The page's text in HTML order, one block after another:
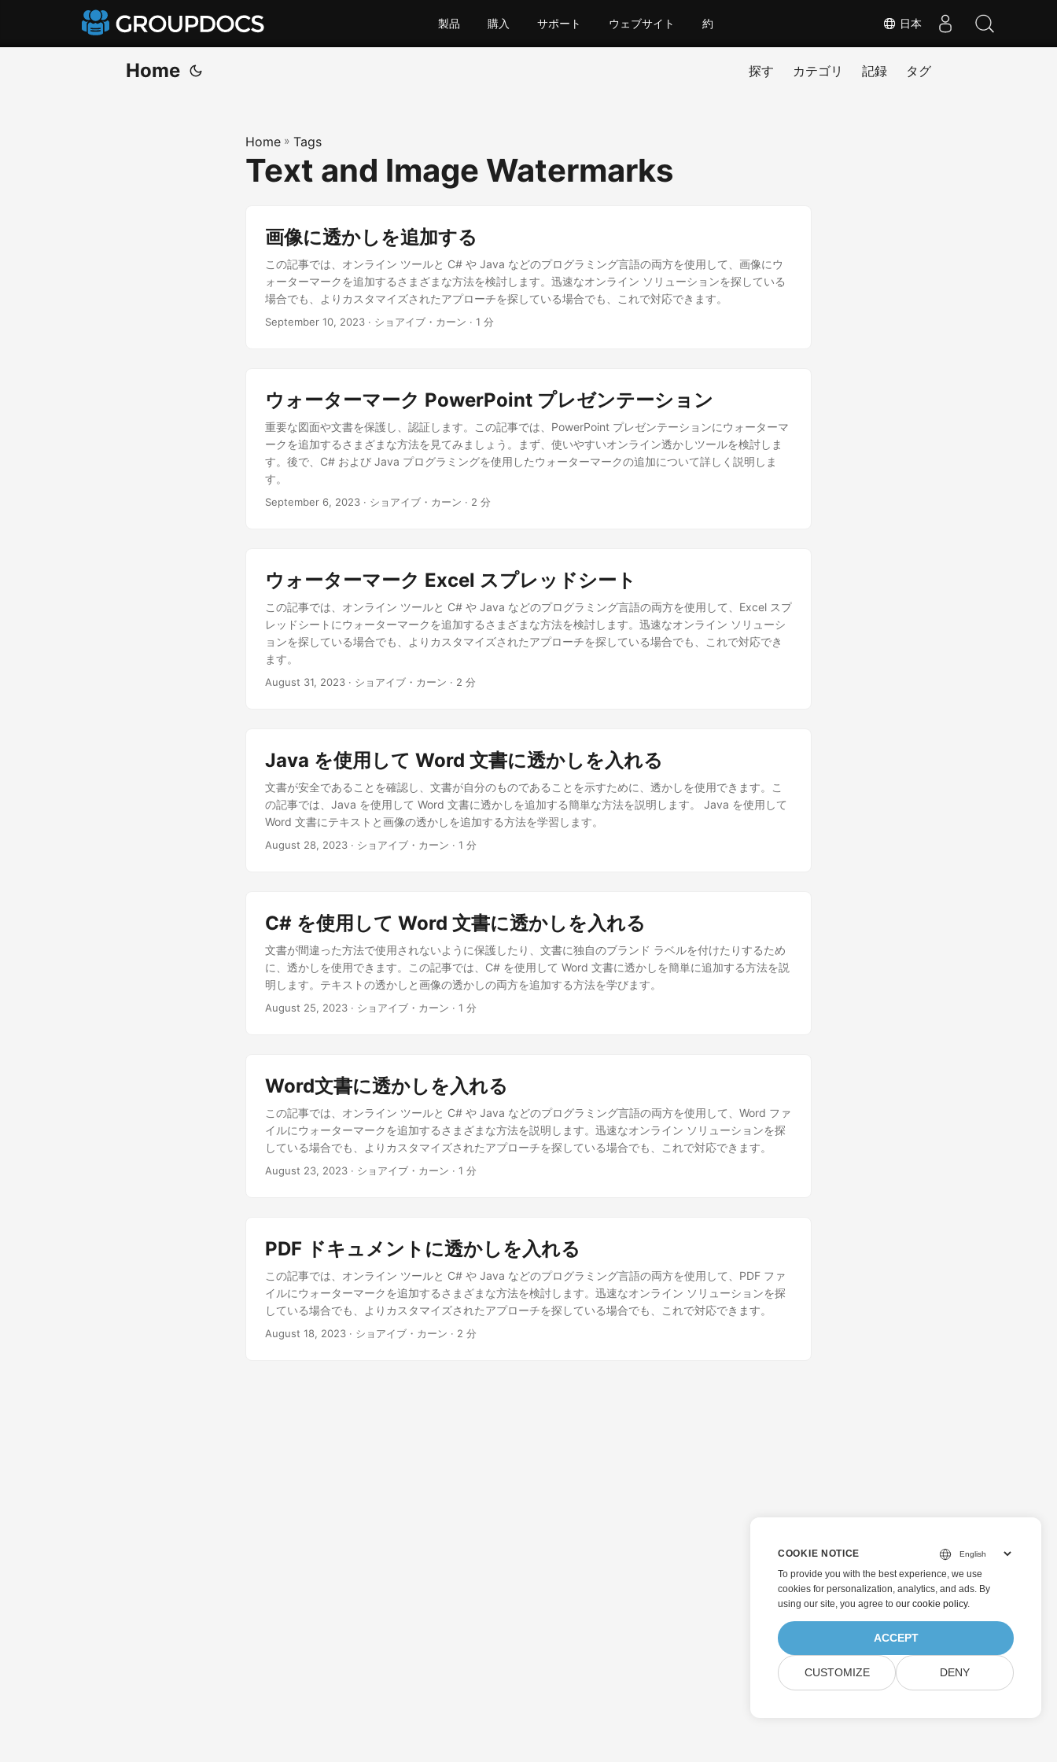
日本
製品 購入 サポート ウェブサイト 約
Home 探す カテゴリ 記録 タグ
Home » Tags
Text and Image Watermarks
画像に透かしを追加する
この記事では、オンライン ツールと C# や Java などのプログラミング言語の両方を使用して、画像にウ
ォーターマークを追加するさまざまな方法を検討します。迅速なオンライン ソリューションを探している
場合でも、よりカスタマイズされたアプローチを探している場合でも、これで対応できます。
September 10, 2023 · ショアイブ・カーン · 1 分
ウォーターマーク PowerPoint プレゼンテーション
重要な図面や文書を保護し、認証します。この記事では、PowerPoint プレゼンテーションにウォーターマ
ークを追加するさまざまな方法を見てみましょう。まず、使いやすいオンライン透かしツールを検討しま
す。後で、C# および Java プログラミングを使用したウォーターマークの追加について詳しく説明しま
す。
September 6, 2023 · ショアイブ・カーン · 2 分
ウォーターマーク Excel スプレッドシート
この記事では、オンライン ツールと C# や Java などのプログラミング言語の両方を使用して、Excel スプ
レッドシートにウォーターマークを追加するさまざまな方法を検討します。迅速なオンライン ソリューシ
ョンを探している場合でも、よりカスタマイズされたアプローチを探している場合でも、これで対応でき
ます。
August 31, 2023 · ショアイブ・カーン · 2 分
Java を使用して Word 文書に透かしを入れる
文書が安全であることを確認し、文書が自分のものであることを示すために、透かしを使用できます。こ
の記事では、Java を使用して Word 文書に透かしを追加する簡単な方法を説明します。 Java を使用して
Word 文書にテキストと画像の透かしを追加する方法を学習します。
August 28, 2023 · ショアイブ・カーン · 1 分
C# を使用して Word 文書に透かしを入れる
文書が間違った方法で使用されないように保護したり、文書に独自のブランド ラベルを付けたりするため
に、透かしを使用できます。この記事では、C# を使用して Word 文書に透かしを簡単に追加する方法を説
明します。テキストの透かしと画像の透かしの両方を追加する方法を学びます。
August 25, 2023 · ショアイブ・カーン · 1 分
Word文書に透かしを入れる
この記事では、オンライン ツールと C# や Java などのプログラミング言語の両方を使用して、Word ファ
イルにウォーターマークを追加するさまざまな方法を説明します。迅速なオンライン ソリューションを探
している場合でも、よりカスタマイズされたアプローチを探している場合でも、これで対応できます。
August 23, 2023 · ショアイブ・カーン · 1 分
PDF ドキュメントに透かしを入れる
この記事では、オンライン ツールと C# や Java などのプログラミング言語の両方を使用して、PDF ファ
イルにウォーターマークを追加するさまざまな方法を検討します。迅速なオンライン ソリューションを探
している場合でも、よりカスタマイズされたアプローチを探している場合でも、これで対応できます。
August 18, 2023 · ショアイブ・カーン · 2 分
COOKIE NOTICE
To provide you with the best experience, we use
cookies for personalization, analytics, and ads. By
using our site, you agree to our cookie policy.
ACCEPT
CUSTOMIZE DENY